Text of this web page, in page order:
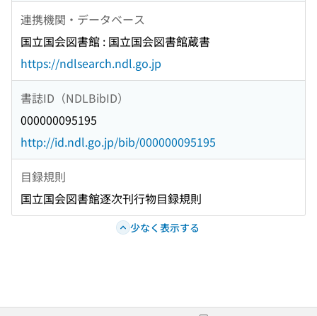
連携機関・データベース
国立国会図書館 : 国立国会図書館蔵書
https://ndlsearch.ndl.go.jp
書誌ID（NDLBibID）
000000095195
http://id.ndl.go.jp/bib/000000095195
目録規則
国立国会図書館逐次刊行物目録規則
少なく表示する